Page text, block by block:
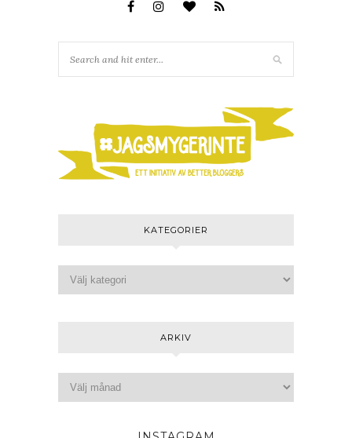
KATEGORIER
ARKIV